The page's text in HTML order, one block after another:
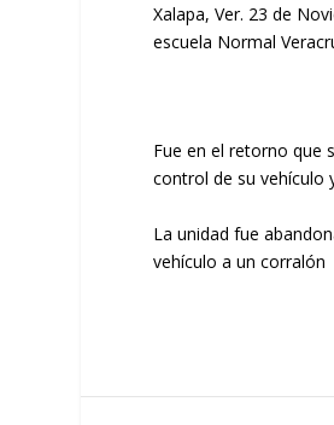
Xalapa, Ver. 23 de
escuela Normal
Fue en el retorno que
control de su vehículo
La unidad fue
vehículo a un corralón